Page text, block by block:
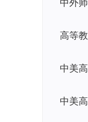
高等
中美
中美